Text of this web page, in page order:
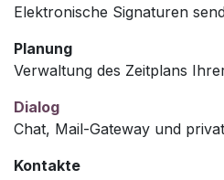
Elektronische Signaturen
Planung
Verwaltung des Zeitplans
Dialog
Chat, Mail-Gateway und
Kontakte